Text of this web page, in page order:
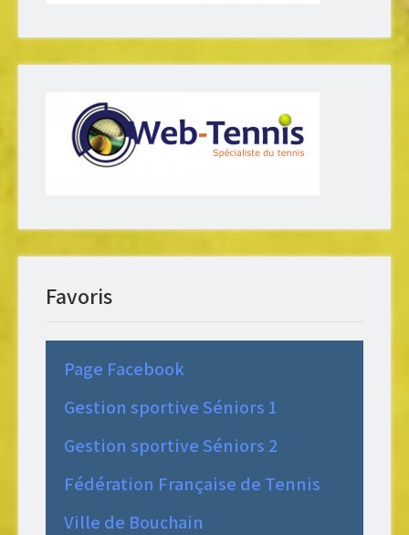
Favoris
Page Facebook
Gestion sportive Séniors 1
Gestion sportive Séniors 2
Fédération Française de Tennis
Ville de Bouchain